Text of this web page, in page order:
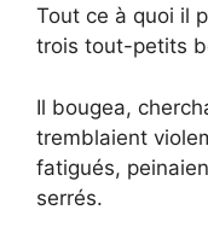
Tout ce à quoi il
trois tout-petits
Il bougea,
tremblaient
fatigués,
serrés.